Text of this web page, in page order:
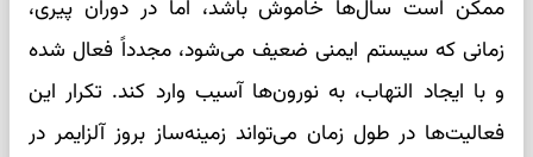
ممکن است سال‌ها خاموش باشد، اما در دوران پیری،
زمانی که سیستم ایمنی ضعیف می‌شود، مجدداً فعال شده
و با ایجاد التهاب، به نورون‌ها آسیب وارد کند. تکرار این
فعالیت‌ها در طول زمان می‌تواند زمینه‌ساز بروز آلزایمر در